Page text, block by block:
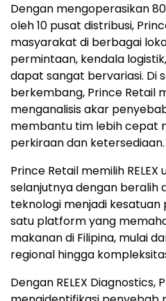
Dengan mengoperasikan
oleh 10 pusat distribusi,
masyarakat di berbagai
permintaan, kendala
dapat sangat bervariasi. Di
berkembang, Prince Retail
menganalisis akar
membantu tim lebih cepat
perkiraan dan ketersediaan.
Prince Retail memilih
selanjutnya dengan beralih
teknologi menjadi
satu platform yang
makanan di Filipina, mulai
regional hingga
Dengan RELEX